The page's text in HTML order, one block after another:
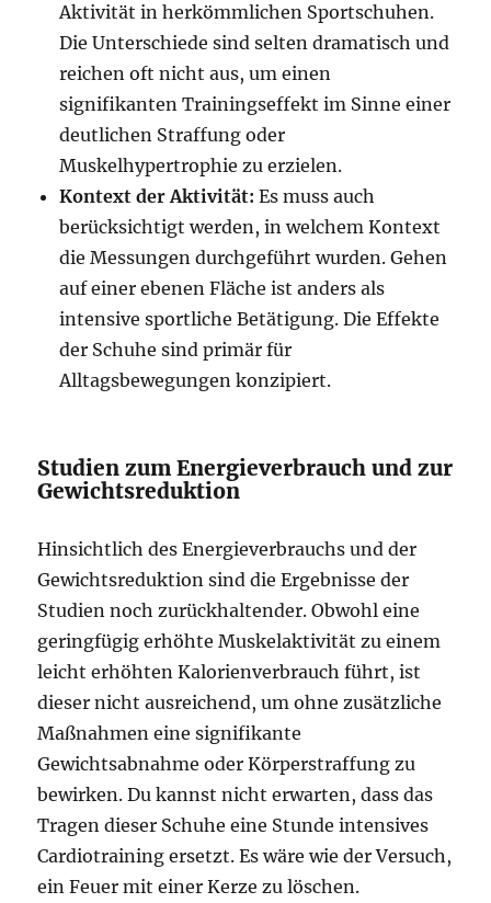
Aktivität in herkömmlichen Sportschuhen.
Die Unterschiede sind selten dramatisch und
reichen oft nicht aus, um einen
signifikanten Trainingseffekt im Sinne einer
deutlichen Straffung oder
Muskelhypertrophie zu erzielen.
Kontext der Aktivität: Es muss auch
berücksichtigt werden, in welchem Kontext
die Messungen durchgeführt wurden. Gehen
auf einer ebenen Fläche ist anders als
intensive sportliche Betätigung. Die Effekte
der Schuhe sind primär für
Alltagsbewegungen konzipiert.
Studien zum Energieverbrauch und zur
Gewichtsreduktion
Hinsichtlich des Energieverbrauchs und der
Gewichtsreduktion sind die Ergebnisse der
Studien noch zurückhaltender. Obwohl eine
geringfügig erhöhte Muskelaktivität zu einem
leicht erhöhten Kalorienverbrauch führt, ist
dieser nicht ausreichend, um ohne zusätzliche
Maßnahmen eine signifikante
Gewichtsabnahme oder Körperstraffung zu
bewirken. Du kannst nicht erwarten, dass das
Tragen dieser Schuhe eine Stunde intensives
Cardiotraining ersetzt. Es wäre wie der Versuch,
ein Feuer mit einer Kerze zu löschen.